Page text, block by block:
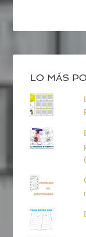
LO MÁS